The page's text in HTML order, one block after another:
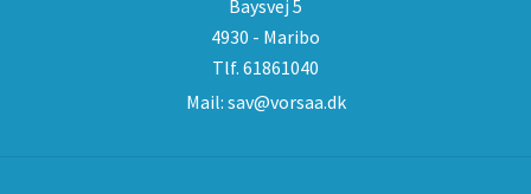
Baysvej 5
4930 - Maribo
Tlf. 61861040
Mail: sav@vorsaa.dk